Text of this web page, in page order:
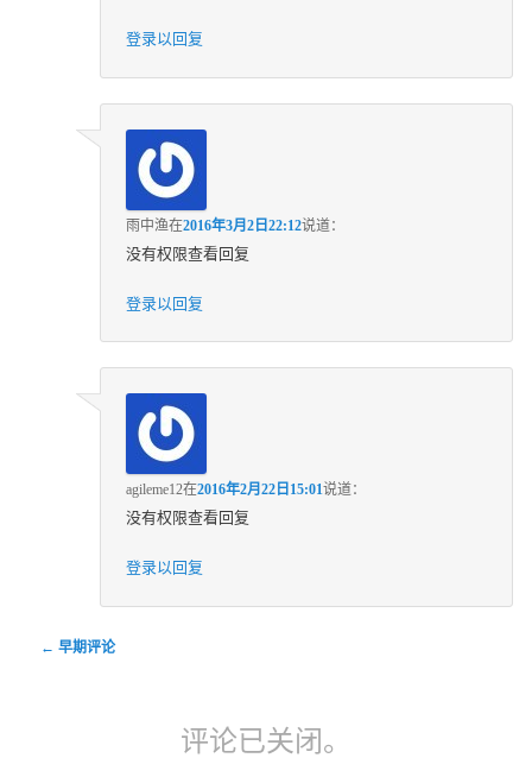
登录以回复
雨中渔在2016年3月2日22:12说道：
没有权限查看回复
登录以回复
agileme12在2016年2月22日15:01说道：
没有权限查看回复
登录以回复
评论导航
← 早期评论
评论已关闭。